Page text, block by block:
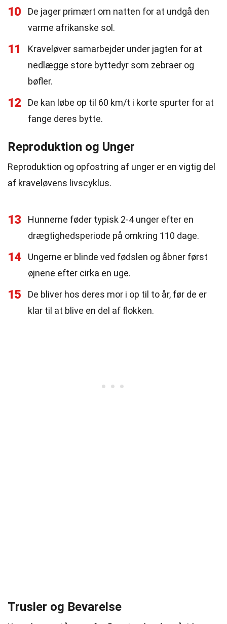
10
De jager primært om natten for at undgå den
varme afrikanske sol.
11
Kraveløver samarbejder under jagten for at
nedlægge store byttedyr som zebraer og
bøfler.
12
De kan løbe op til 60 km/t i korte spurter for at
fange deres bytte.
Reproduktion og Unger
Reproduktion og opfostring af unger er en vigtig del
af kraveløvens livscyklus.
13
Hunnerne føder typisk 2-4 unger efter en
drægtighedsperiode på omkring 110 dage.
14
Ungerne er blinde ved fødslen og åbner først
øjnene efter cirka en uge.
15
De bliver hos deres mor i op til to år, før de er
klar til at blive en del af flokken.
Trusler og Bevarelse